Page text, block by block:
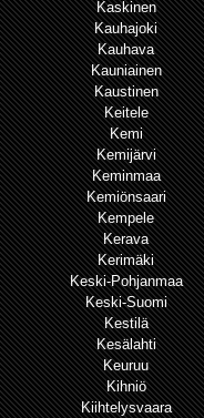
Kaskinen
Kauhajoki
Kauhava
Kauniainen
Kaustinen
Keitele
Kemi
Kemijärvi
Keminmaa
Kemiönsaari
Kempele
Kerava
Kerimäki
Keski-Pohjanmaa
Keski-Suomi
Kestilä
Kesälahti
Keuruu
Kihniö
Kiihtelysvaara